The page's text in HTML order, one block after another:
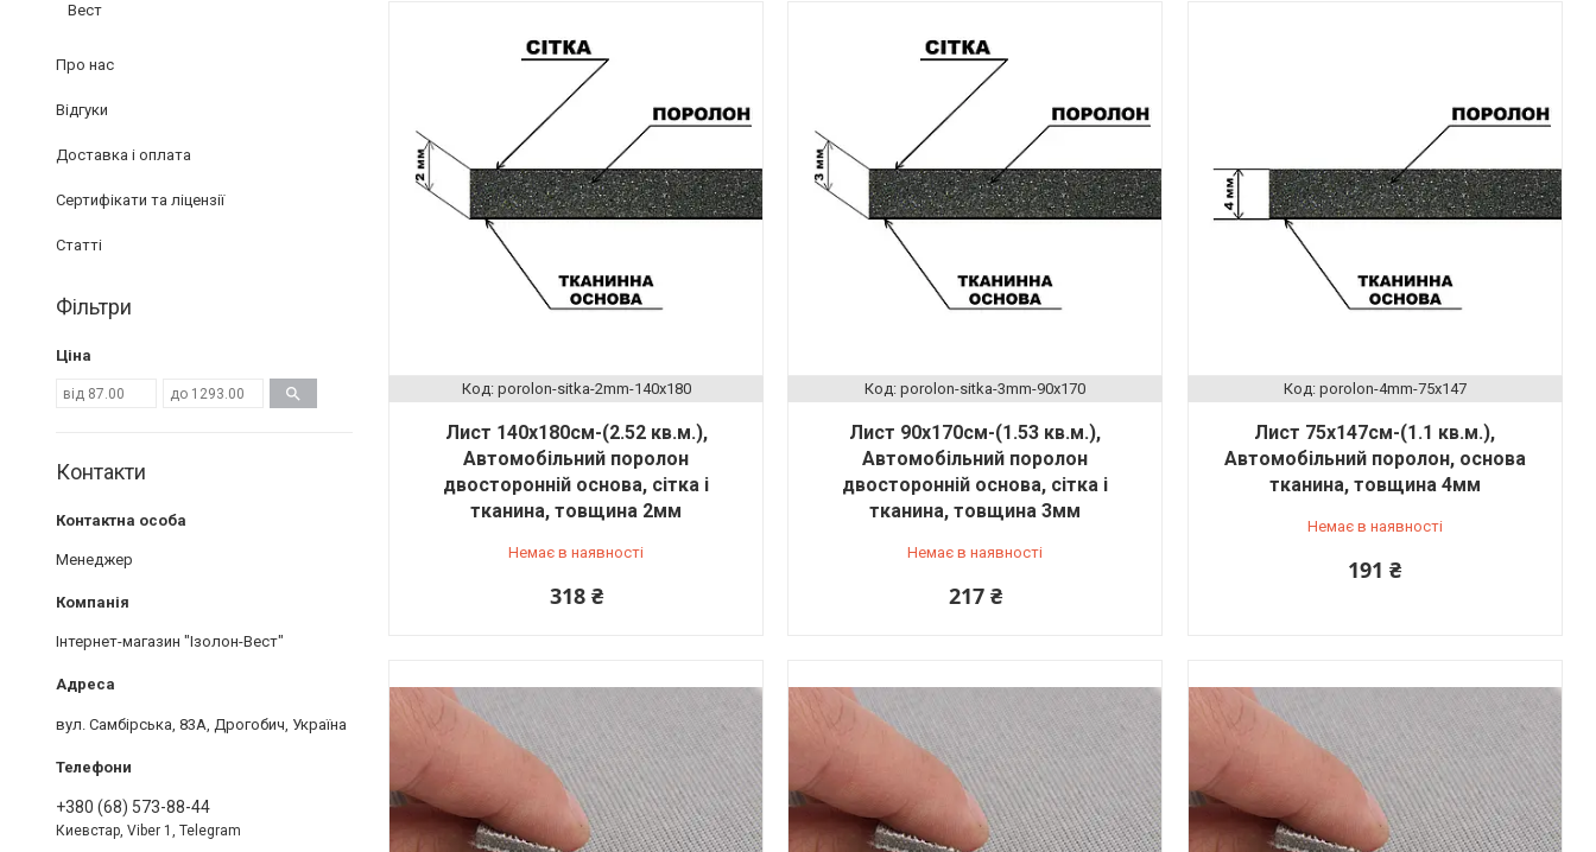
porolon-sіtka-2mm-140x180
Лист 140х180см-(2.52 кв.м.),
Автомобільний поролон
двосторонній основа, сітка і
тканина, товщина 2мм
Немає в наявності
318 ₴
porolon-sіtka-3mm-90x170
Лист 90х170см-(1.53 кв.м.),
Автомобільний поролон
двосторонній основа, сітка і
тканина, товщина 3мм
Немає в наявності
217 ₴
porolon-4mm-75x147
Лист 75х147см-(1.1 кв.м.),
Автомобільний поролон, основа
тканина, товщина 4мм
Немає в наявності
191 ₴
Вест
Про нас
Відгуки
Доставка і оплата
Сертифікати та ліцензії
Статті
Фільтри
Ціна
Контакти
Менеджер
Інтернет-магазин "Ізолон-Вест"
вул. Самбірська, 83А, Дрогобич, Україна
+380 (68) 573-88-44
Киевстар, Viber 1, Telegram